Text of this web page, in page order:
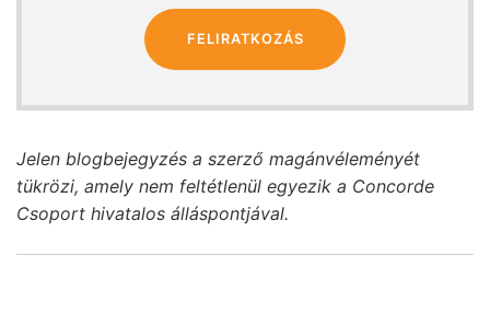
FELIRATKOZÁS
Jelen blogbejegyzés a szerző magánvéleményét
tükrözi, amely nem feltétlenül egyezik a Concorde
Csoport hivatalos álláspontjával.